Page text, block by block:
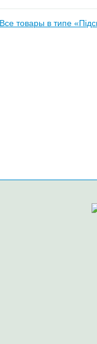
Все товары в типе